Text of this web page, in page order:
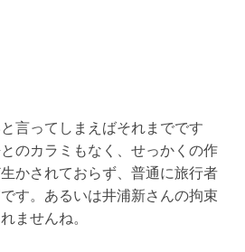
言ってしまえばそれまでです
のカラミもなく、せっかくの作
かされておらず、普通に旅行者
す。あるいは井浦新さんの拘束
ませんね。